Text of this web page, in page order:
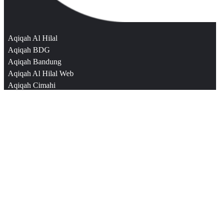
Aqiqah Al Hilal
Aqiqah BDG
Aqiqah Bandung
Aqiqah Al Hilal Web
Aqiqah Cimahi